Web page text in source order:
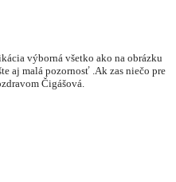
výborná všetko ako na obrázku
aj malá pozornosť .Ak zas niečo pre
Čigášová.